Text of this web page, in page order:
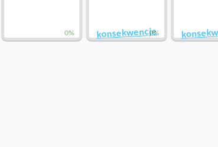
0% 0%
konsekwencje